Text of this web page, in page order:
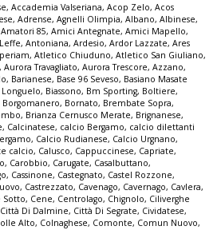
, Accademia Valseriana, Acop Zelo, Acos
, Adrense, Agnelli Olimpia, Albano, Albinese,
Amatori 85, Amici Antegnate, Amici Mapello,
, Antoniana, Ardesio, Ardor Lazzate, Ares
, Atletico Chiuduno, Atletico San Giuliano,
, Aurora Travagliato, Aurora Trescore, Azzano,
, Barianese, Base 96 Seveso, Basiano Masate
, Biassono, Bm Sporting, Boltiere,
Borgomanero, Bornato, Brembate Sopra,
, Brianza Cernusco Merate, Brignanese,
, Calcinatese, calcio Bergamo, calcio dilettanti
, Calcio Rudianese, Calcio Urgnano,
calcio, Calusco, Cappuccinese, Capriate,
, Carobbio, Carugate, Casalbuttano,
, Cassinone, Castegnato, Castel Rozzone,
, Castrezzato, Cavenago, Cavernago, Cavlera,
Sotto, Cene, Centrolago, Chignolo, Ciliverghe
Città Di Dalmine, Città Di Segrate, Cividatese,
Alto, Colnaghese, Comonte, Comun Nuovo,